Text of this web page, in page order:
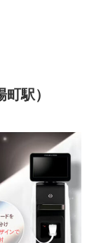
駅）